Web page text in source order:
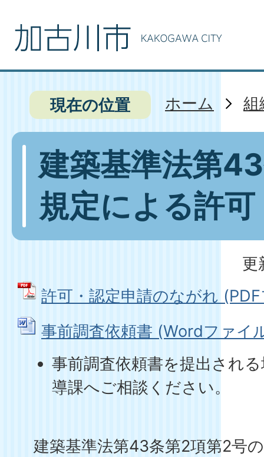
現在の位置 ホーム 組
建築基準法第
規定による許
更
許可・認定申請のながれ
事前調査依頼書 (Wordファイ
事前調査依頼書を提出され
導課へご相談ください。
建築基準法第43条第2項第2号